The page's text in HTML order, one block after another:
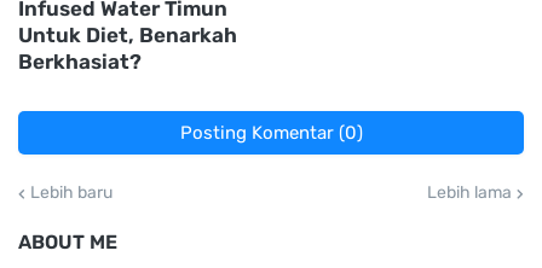
Infused Water Timun
Untuk Diet, Benarkah
Berkhasiat?
Posting Komentar (0)
Lebih baru Lebih lama
ABOUT ME